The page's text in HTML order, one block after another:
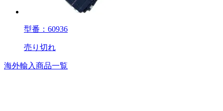
型番：60936
売り切れ
海外輸入商品一覧